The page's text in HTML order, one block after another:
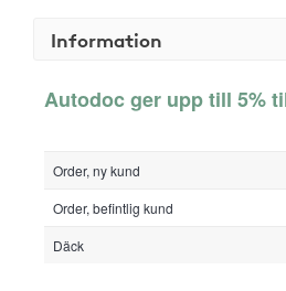
Information
Autodoc ger upp till 5%
Order, ny kund
Order, befintlig kund
Däck